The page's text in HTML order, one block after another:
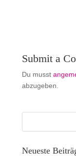
Submit a
Du musst
abzugeben.
Neueste